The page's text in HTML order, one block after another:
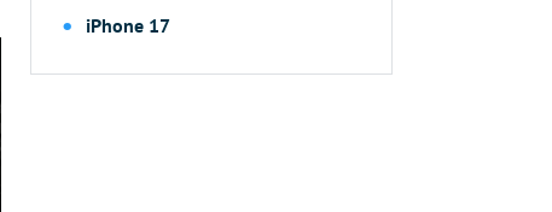
iPhone 17